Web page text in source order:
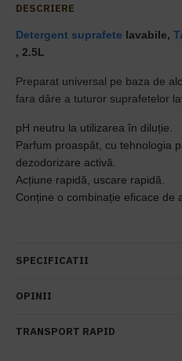
DESCRIERE
Detergent suprafete lavabile,
, 2.5L
Preparat universal pe baza de
fara dâre a tuturor suprafetelor
pH neutru la utilizarea în diluție.
Parfum proaspăt, cu tehnologia
dezodorizare activă.
Acțiune rapidă, uscare rapidă.
Conține o combinație eficace de
SPECIFICATII
OPINII
TRANSPORT RAPID